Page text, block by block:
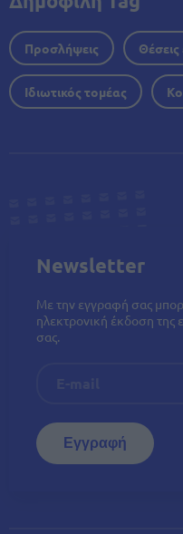
Προσλήψεις
Ιδιωτικός τομέας
Newsletter
Με την εγγραφή σας
ηλεκτρονική έκδοση
σας.